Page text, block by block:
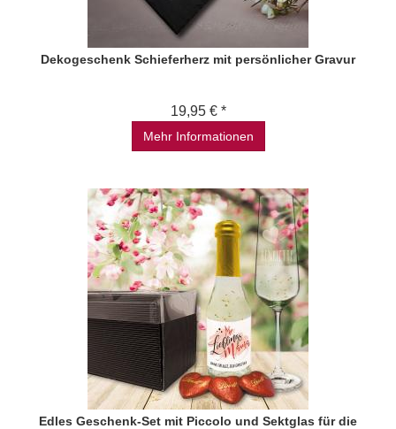
Dekogeschenk Schieferherz mit persönlicher Gravur
19,95 € *
Mehr Informationen
Edles Geschenk-Set mit Piccolo und Sektglas für die